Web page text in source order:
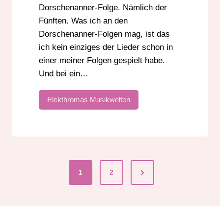
Dorschenanner-Folge. Nämlich der
Fünften. Was ich an den
Dorschenanner-Folgen mag, ist das
ich kein einziges der Lieder schon in
einer meiner Folgen gespielt habe.
Und bei ein…
Elekthromas Musikwelten
1 2
Next
Page